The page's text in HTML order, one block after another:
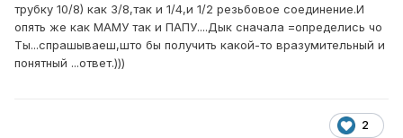
трубку 10/8) как 3/8,так и 1/4,и 1/2 резьбовое соединение.И
опять же как МАМУ так и ПАПУ....Дык сначала =определись чо
Ты...спрашываеш,што бы получить какой-то вразумительный и
понятный ...ответ.)))
2